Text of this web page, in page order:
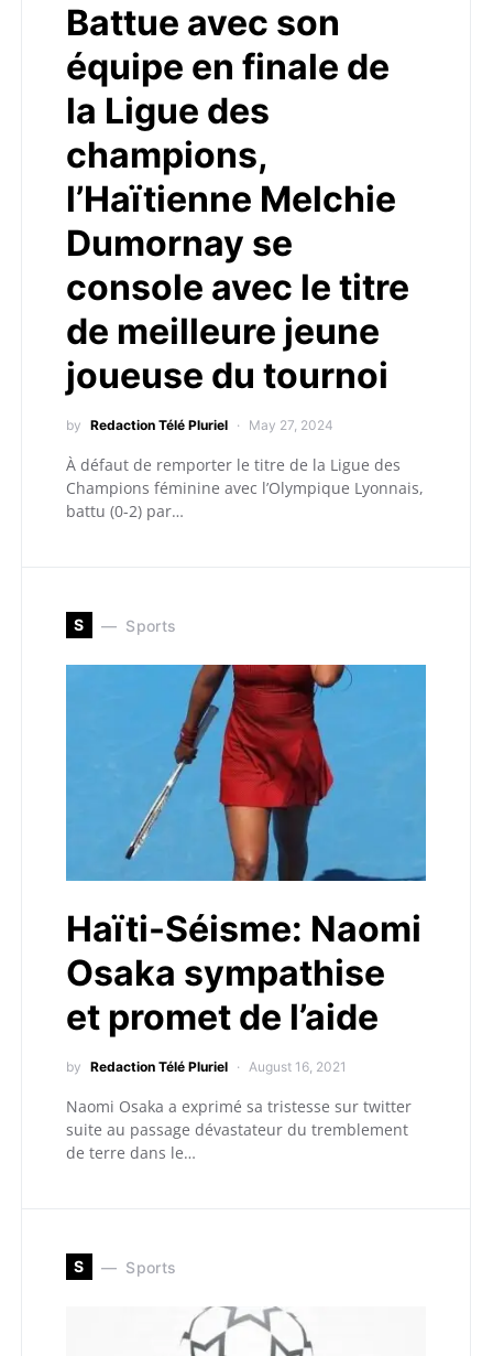
Battue avec son
équipe en finale de
la Ligue des
champions,
l’Haïtienne Melchie
Dumornay se
console avec le titre
de meilleure jeune
joueuse du tournoi
by Redaction Télé Pluriel May 27, 2024
À défaut de remporter le titre de la Ligue des
Champions féminine avec l’Olympique Lyonnais,
battu (0-2) par…
S Sports
Haïti-Séisme: Naomi
Osaka sympathise
et promet de l’aide
by Redaction Télé Pluriel August 16, 2021
Naomi Osaka a exprimé sa tristesse sur twitter
suite au passage dévastateur du tremblement
de terre dans le…
S Sports